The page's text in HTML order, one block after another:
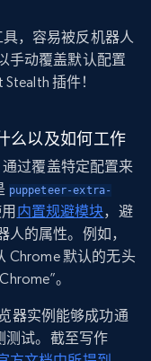
，容易被反机器人
手动覆盖默认配置
插件！
么以及如何工作
过覆盖特定配置来
puppeteer-extra-
内置规避模块，避
的属性。例如，
Chrome 默认的无头
。
器实例能够成功通
测试。截至写作